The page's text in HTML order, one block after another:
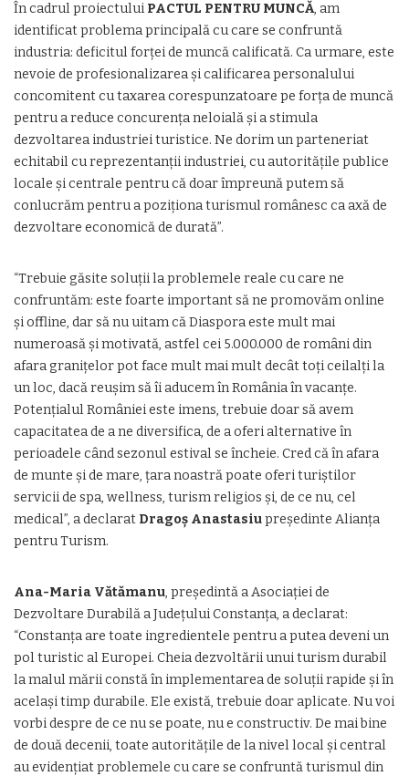
În cadrul proiectului PACTUL PENTRU MUNCĂ, am
identificat problema principală cu care se confruntă
industria: deficitul forței de muncă calificată. Ca urmare, este
nevoie de profesionalizarea și calificarea personalului
concomitent cu taxarea corespunzatoare pe forța de muncă
pentru a reduce concurența neloială și a stimula
dezvoltarea industriei turistice. Ne dorim un parteneriat
echitabil cu reprezentanții industriei, cu autoritățile publice
locale și centrale pentru că doar împreună putem să
conlucrăm pentru a poziționa turismul românesc ca axă de
dezvoltare economică de durată”.
“Trebuie găsite soluții la problemele reale cu care ne
confruntăm: este foarte important să ne promovăm online
și offline, dar să nu uitam că Diaspora este mult mai
numeroasă și motivată, astfel cei 5.000.000 de români din
afara granițelor pot face mult mai mult decât toți ceilalți la
un loc, dacă reușim să îi aducem în România în vacanțe.
Potențialul României este imens, trebuie doar să avem
capacitatea de a ne diversifica, de a oferi alternative în
perioadele când sezonul estival se încheie. Cred că în afara
de munte și de mare, țara noastră poate oferi turiștilor
servicii de spa, wellness, turism religios și, de ce nu, cel
medical”, a declarat Dragoș Anastasiupreședinte Alianța
pentru Turism.
Ana-Maria Vătămanu, președintă a Asociației de
Dezvoltare Durabilă a Județului Constanța, a declarat:
“Constanța are toate ingredientele pentru a putea deveni un
pol turistic al Europei. Cheia dezvoltării unui turism durabil
la malul mării constă în implementarea de soluții rapide și în
același timp durabile. Ele există, trebuie doar aplicate. Nu voi
vorbi despre de ce nu se poate, nu e constructiv. De mai bine
de două decenii, toate autoritățile de la nivel local și central
au evidențiat problemele cu care se confruntă turismul din